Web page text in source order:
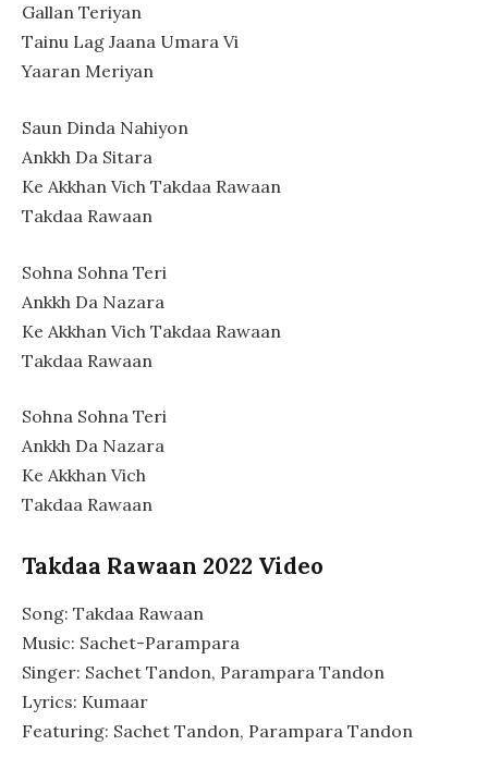
Gallan Teriyan
Tainu Lag Jaana Umara Vi
Yaaran Meriyan
Saun Dinda Nahiyon
Ankkh Da Sitara
Ke Akkhan Vich Takdaa Rawaan
Takdaa Rawaan
Sohna Sohna Teri
Ankkh Da Nazara
Ke Akkhan Vich Takdaa Rawaan
Takdaa Rawaan
Sohna Sohna Teri
Ankkh Da Nazara
Ke Akkhan Vich
Takdaa Rawaan
Takdaa Rawaan 2022 Video
Song: Takdaa Rawaan
Music: Sachet-Parampara
Singer: Sachet Tandon, Parampara Tandon
Lyrics: Kumaar
Featuring: Sachet Tandon, Parampara Tandon